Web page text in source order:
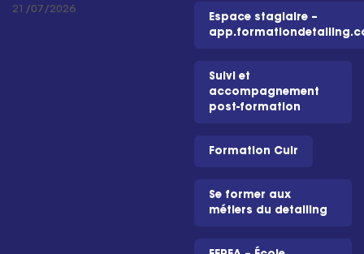
21/07/2026
Espace stagiaire –
Suivi et
accompagnement
post-formation
Formation Cuir
Se former aux
métiers du detailing